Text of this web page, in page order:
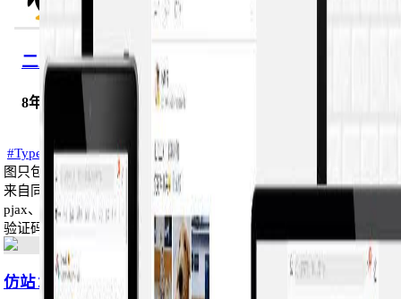
二呆
8年前 (2019-02-26) typecho模板
#Typecho## 模板截图- 电脑版 综合截图- 电脑版 文章截图（此截
图只包含1篇文章）- 手机版 电脑显示首页截图# 模板介绍这是一个
来自同乐儿的Typecho版本的映客主题模板。# 模板特点- 支持
pjax、前台登陆、手机登陆、邮箱登陆、QQ登陆、微博登陆、图片
验证码、短信...
仿站：inkerForTypecho映客主题模板...